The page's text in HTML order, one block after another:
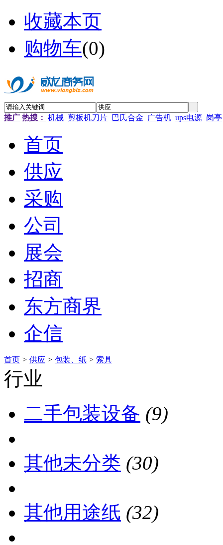
收藏本页
购物车(0)
推广 热搜： 机械 剪板机刀片 巴氏合金 广告机 ups电源 岗亭
首页
供应
采购
公司
展会
招商
东方商界
企信
首页 > 供应 > 包装、纸 > 索具
行业
二手包装设备 (9)
其他未分类 (30)
其他用途纸 (32)